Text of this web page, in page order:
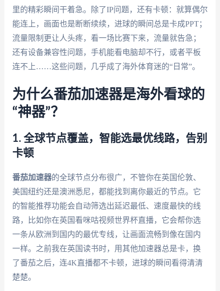
里的精彩瞬间干着急。除了IP问题，还有卡顿：就算偶尔
能连上，画面也是断断续续，进球的瞬间总是卡成PPT；
流量限制更让人头疼，看一场比赛下来，流量就告急；
还有设备兼容性问题，手机能看电脑却不行，或者平板
连不上……这些问题，几乎成了海外体育迷的“日常”。
为什么番茄加速器是海外看球的
“神器”？
1. 全球节点覆盖，智能选最优线路，告别
卡顿
番茄加速器的全球节点分布很广，不管你在英国伦敦、
美国纽约还是澳洲悉尼，都能找到离你最近的节点。它
的智能推荐功能会自动筛选出延迟最低、速度最快的线
路，比如你在英国看咪咕视频世界杯直播，它会帮你选
一条从欧洲到国内的最优专线，让画面流畅到像在国内
一样。之前我在英国读书时，用其他加速器总是卡，换
了番茄之后，连4K直播都不卡顿，进球的瞬间看得清清
楚楚。